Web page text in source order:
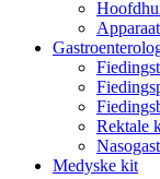
Rektale
Medyske kit